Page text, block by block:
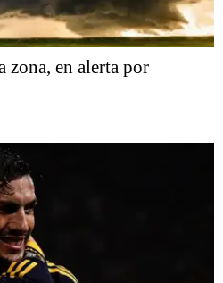
zona, en alerta por